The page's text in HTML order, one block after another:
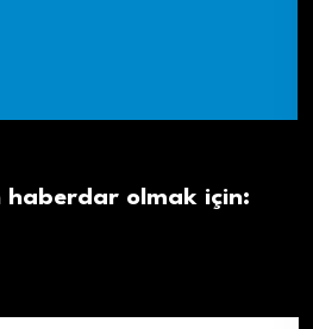
haberdar olmak için: